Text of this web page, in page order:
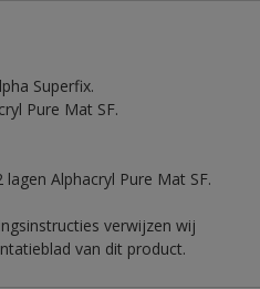
Superfix.
Pure Mat SF.
Alphacryl Pure Mat SF.
verwijzen wij
van dit product.